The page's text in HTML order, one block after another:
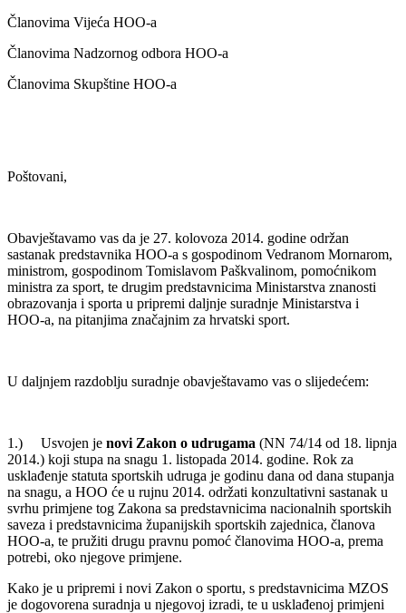
Članovima Vijeća HOO-a
Članovima Nadzornog odbora HOO-a
Članovima Skupštine HOO-a
Poštovani,
Obavještavamo vas da je 27. kolovoza 2014. godine održan
sastanak predstavnika HOO-a s gospodinom Vedranom Mornarom,
ministrom, gospodinom Tomislavom Paškvalinom, pomoćnikom
ministra za sport, te drugim predstavnicima Ministarstva znanosti
obrazovanja i sporta u pripremi daljnje suradnje Ministarstva i
HOO-a, na pitanjima značajnim za hrvatski sport.
U daljnjem razdoblju suradnje obavještavamo vas o slijedećem:
1.) Usvojen je novi Zakon o udrugama (NN 74/14 od 18. lipnja
2014.) koji stupa na snagu 1. listopada 2014. godine. Rok za
usklađenje statuta sportskih udruga je godinu dana od dana stupanja
na snagu, a HOO će u rujnu 2014. održati konzultativni sastanak u
svrhu primjene tog Zakona sa predstavnicima nacionalnih sportskih
saveza i predstavnicima županijskih sportskih zajednica, članova
HOO-a, te pružiti drugu pravnu pomoć članovima HOO-a, prema
potrebi, oko njegove primjene.
Kako je u pripremi i novi Zakon o sportu, s predstavnicima MZOS
je dogovorena suradnja u njegovoj izradi, te u usklađenoj primjeni